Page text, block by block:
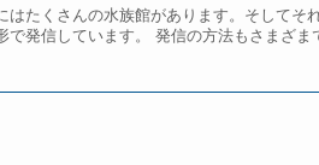
はたくさんの水族館があります。そしてそ
で発信しています。 発信の方法もさまざま